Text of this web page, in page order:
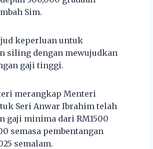
Sim.
keperluan untuk
siling dengan mewujudkan
gaji tinggi.
merangkap Menteri
Seri Anwar Ibrahim telah
gaji minima dari RM1500
semasa pembentangan
semalam.